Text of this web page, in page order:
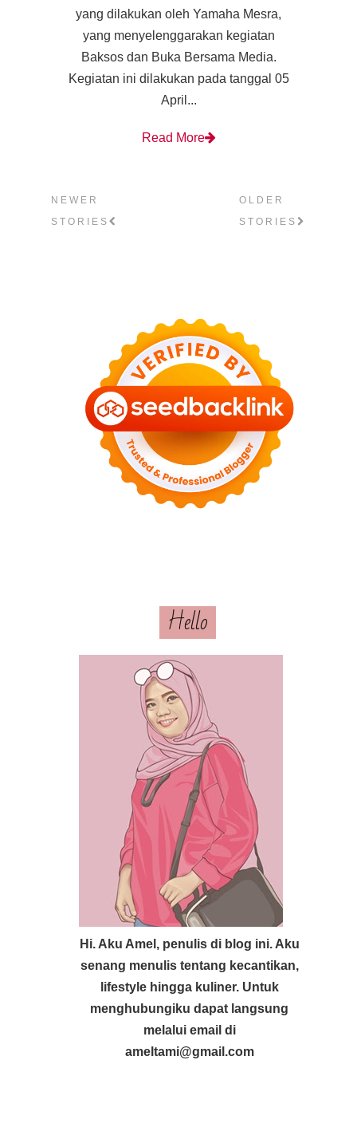
yang dilakukan oleh Yamaha Mesra,
yang menyelenggarakan kegiatan
Baksos dan Buka Bersama Media.
Kegiatan ini dilakukan pada tanggal 05
April...
Read More
NEWER
STORIES
OLDER
STORIES
Hello
Hi. Aku Amel, penulis di blog ini. Aku
senang menulis tentang kecantikan,
lifestyle hingga kuliner. Untuk
menghubungiku dapat langsung
melalui email di
ameltami@gmail.com